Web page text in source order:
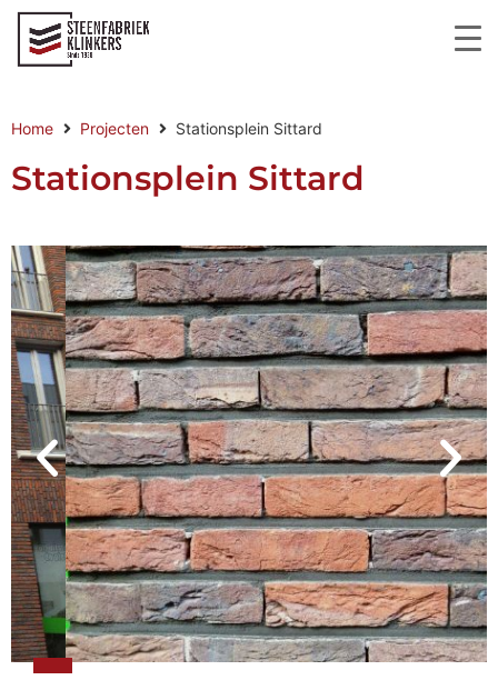
Home Projecten Stationsplein Sittard
Stationsplein Sittard